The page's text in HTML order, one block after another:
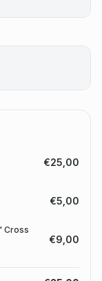
€25,00
€5,00
Cross
€9,00